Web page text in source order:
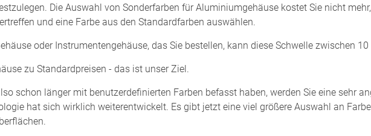
Die Auswahl von Sonderfarben für Aluminiumgehäuse kostet Sie nicht
und eine Farbe aus den Standardfarben auswählen.
oder Instrumentengehäuse, das Sie bestellen, kann diese Schwelle zwischen
zu Standardpreisen - das ist unser Ziel.
schon länger mit benutzerdefinierten Farben befasst haben, werden Sie eine sehr
hat sich wirklich weiterentwickelt. Es gibt jetzt eine viel größere Auswahl an